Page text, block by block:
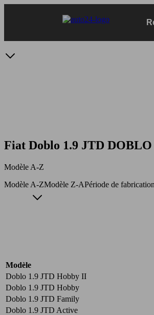
Fiat Doblo 1.9 JTD DOBLO
Modèle A-Z
Modèle A-ZModèle Z-APériode de
Modèle
Doblo 1.9 JTD Hobby II
Doblo 1.9 JTD Hobby
Doblo 1.9 JTD Family
Doblo 1.9 JTD Active